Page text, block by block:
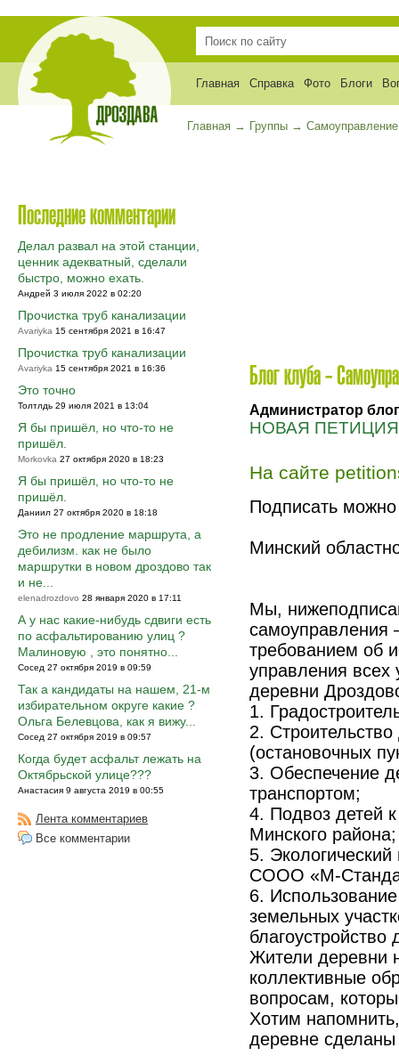
Главная Справка Фото Блоги
Главная → Группы →
Последние комментарии
Делал развал на этой станции,
ценник адекватный, сделали
быстро, можно ехать.
Андрей 3 июля 2022 в 02:20
Прочистка труб канализации
Avariyka 15 сентября 2021 в 16:47
Прочистка труб канализации
Avariyka 15 сентября 2021 в 16:36
Это точно
Толтлдь 29 июля 2021 в 13:04
Я бы пришёл, но что-то не
пришёл.
Morkovka 27 октября 2020 в 18:23
Я бы пришёл, но что-то не
пришёл.
Даниил 27 октября 2020 в 18:18
Это не продление маршрута, а
дебилизм. как не было
маршрутки в новом дроздово так
и не...
elenadrozdovo 28 января 2020 в 17:11
А у нас какие-нибудь сдвиги есть
по асфальтированию улиц ?
Малиновую , это понятно...
Сосед 27 октября 2019 в 09:59
Так а кандидаты на нашем, 21-м
избирательном округе какие ?
Ольга Белевцова, как я вижу...
Сосед 27 октября 2019 в 09:57
Когда будет асфальт лежать на
Октябрьской улице???
Анастасия 9 августа 2019 в 00:55
Лента комментариев
Все комментарии
Блог клуба -
Администратор
НОВАЯ
На сайте
Подписать можно
Минский
Мы,
самоуправления
требованием об
управления всех
деревни
1.
2.
(остановочных
3. Обеспечение
транспортом;
4. Подвоз детей
Минского района;
5.
СООО «М-
6.
земельных
благоустройство
Жители деревни
коллективные
вопросам,
Хотим
деревне сделаны